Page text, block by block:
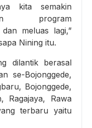
kita semakin
program
meluas lagi,”
Nining itu.
dilantik berasal
se-Bojonggede,
Bojonggede,
Ragajaya, Rawa
terbaru yaitu